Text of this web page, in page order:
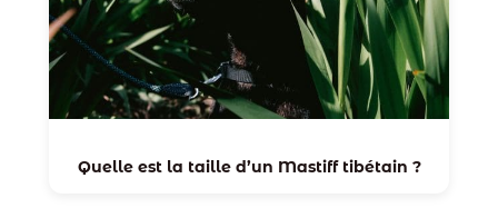
Quelle est la taille d’un Mastiff tibétain ?